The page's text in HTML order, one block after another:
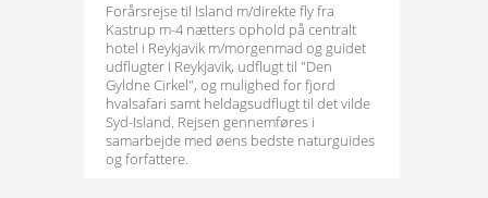
Forårsrejse til Island m/direkte fly fra
Kastrup m-4 nætters ophold på centralt
hotel i Reykjavik m/morgenmad og guidet
udflugter I Reykjavik, udflugt til "Den
Gyldne Cirkel", og mulighed for fjord
hvalsafari samt heldagsudflugt til det vilde
Syd-Island. Rejsen gennemføres i
samarbejde med øens bedste naturguides
og forfattere.